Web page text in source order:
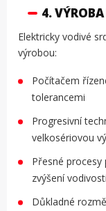
4.
Elektricky vodivé
výrobou:
Počítačem
tolerancemi
Progresivní
velkosériovou
Přesné
zvýšení
Důkladné